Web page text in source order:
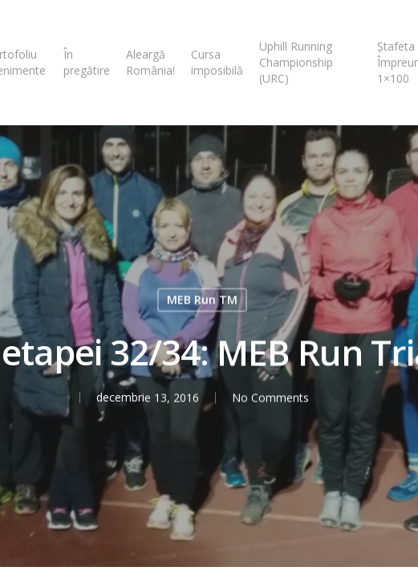
În
pregătire
Aleargă
România!
Cursa
imposibilă
Uphill Running
Championship
(URC)
Ștafeta
1×100
MEB Run TM
32/34: MEB Run
decembrie 13, 2016 No Comments